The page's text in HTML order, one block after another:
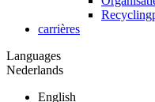
carrières
Languages
Nederlands
English